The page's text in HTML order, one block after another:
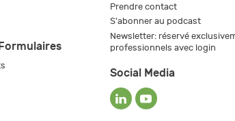
Prendre contact
S'abonner au podcast
Newsletter: réservé
professionnels avec login
Social Media